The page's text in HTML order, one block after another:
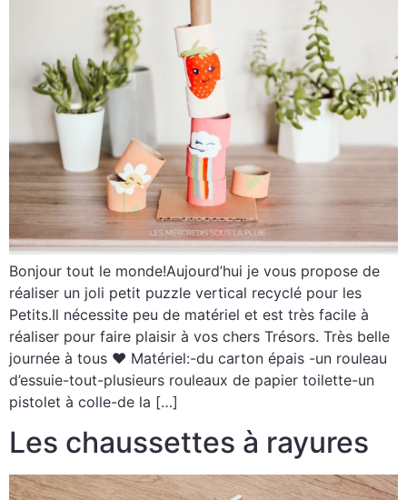
Bonjour tout le monde!Aujourd’hui je vous propose de
réaliser un joli petit puzzle vertical recyclé pour les
Petits.Il nécessite peu de matériel et est très facile à
réaliser pour faire plaisir à vos chers Trésors. Très belle
journée à tous ♥ Matériel:-du carton épais -un rouleau
d’essuie-tout-plusieurs rouleaux de papier toilette-un
pistolet à colle-de la […]
Les chaussettes à rayures